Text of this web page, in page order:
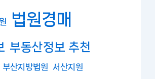
법원경매
부동산정보 추천
부산지방법원 서산지원